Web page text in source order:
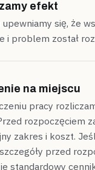
efekt
się, że
i problem został
na miejscu
pracy
rozpoczęciem
zakres i koszt.
przed
standardowy